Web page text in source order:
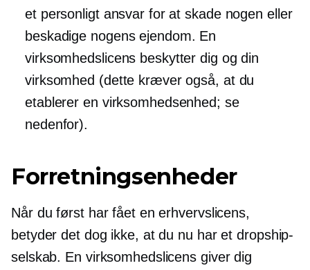
et personligt ansvar for at skade nogen eller
beskadige nogens ejendom. En
virksomhedslicens beskytter dig og din
virksomhed (dette kræver også, at du
etablerer en virksomhedsenhed; se
nedenfor).
Forretningsenheder
Når du først har fået en erhvervslicens,
betyder det dog ikke, at du nu har et dropship-
selskab. En virksomhedslicens giver dig